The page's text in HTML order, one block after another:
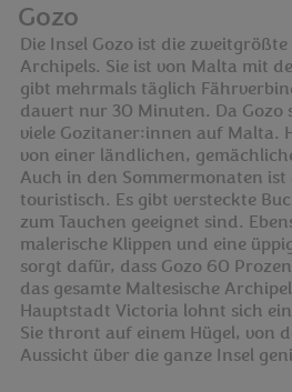
Gozo
Die Insel Gozo ist die
Archipels. Sie ist von Malta mit
gibt mehrmals täglich
dauert nur 30 Minuten. Da Gozo
viele Gozitaner:innen auf Malta.
von einer ländlichen,
Auch in den Sommermonaten
touristisch. Es gibt versteckte
zum Tauchen geeignet sind.
malerische Klippen und eine
sorgt dafür, dass Gozo 60
das gesamte Maltesische
Hauptstadt Victoria lohnt sich
Sie thront auf einem Hügel, von
Aussicht über die ganze Insel